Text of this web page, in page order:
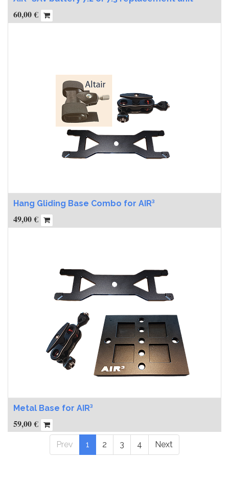
60,00€
Hang Gliding Base Combo for AIR³
49,00€
Metal Base for AIR³
59,00€
Prev 1 2 3 4 Next